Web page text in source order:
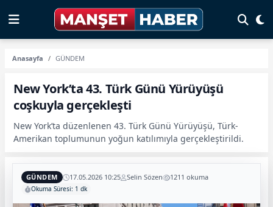
Anasayfa GÜNDEM
New York’ta 43. Türk Günü Yürüyüşü
coşkuyla gerçekleşti
New York’ta düzenlenen 43. Türk Günü Yürüyüşü, Türk-
Amerikan toplumunun yoğun katılımıyla gerçekleştirildi.
GÜNDEM 17.05.2026 10:25 Selin Sözen 1211 okuma
Okuma Süresi: 1 dk